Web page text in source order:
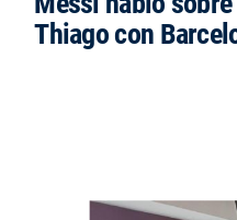
Thiago con